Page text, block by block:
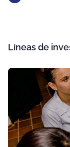
Líneas de